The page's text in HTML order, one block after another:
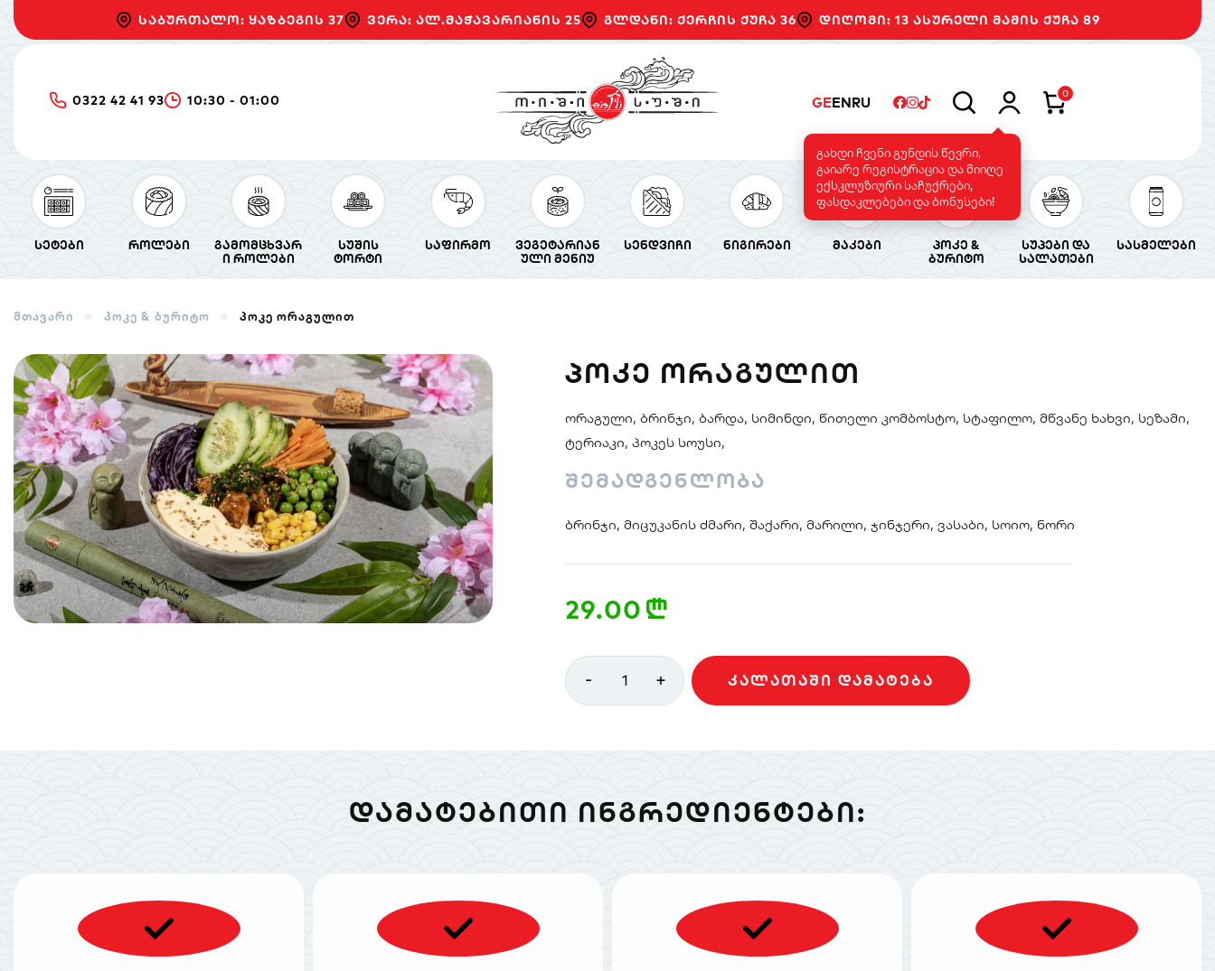
საბურთალო: ყაზბეგის 37 ვერა: ალ.მაჭავარიანის 25 გლდანი: ქერჩის ქუჩა 36 დიღომი: 13 ასურელი მამის ქუჩა 89
0322 42 41 93 10:30 - 01:00 GEENRU
გახდი ჩვენი გუნდის წევრი,
გაიარე რეგისტრაცია და მიიღე
ექსკლუზიური საჩუქრები,
ფასდაკლებები და ბონუსები!
0
სეტები როლები
გამომცხვარ
ი როლები
სუშის
ტორტი
საფირმო
ვეგეტარიან
ული მენიუ
სენდვიჩი ნიგირები მაკები
პოკე &
ბურიტო
სუპები და
სალათები
სასმელები
მთავარი პოკე & ბურიტო პოკე ორაგულით
ᲞᲝᲙᲔ ᲝᲠᲐᲒᲣᲚᲘᲗ
ორაგული, ბრინჯი, ბარდა, სიმინდი, წითელი კომბოსტო, სტაფილო, მწვანე ხახვი, სეზამი,
ტერიაკი, პოკეს სოუსი,
შემადგენლობა
ბრინჯი, მიცუკანის ძმარი, შაქარი, მარილი, ჯინჯერი, ვასაბი, სოიო, ნორი
29.00 n
- 1 + ᲙᲐᲚᲐᲗᲐᲨᲘ ᲓᲐᲛᲐᲢᲔᲑᲐ
ᲓᲐᲛᲐᲢᲔᲑᲘᲗᲘ ᲘᲜᲒᲠᲔᲓᲘᲔᲜᲢᲔᲑᲘ: